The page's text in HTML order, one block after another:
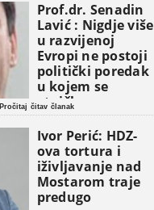
Prof.dr. Senadin
Lavić : Nigdje više
u razvijenoj
Evropi ne postoji
politički poredak
u kojem se
etničke grupe
pojavljuju kao
osnovne
političke jedinice
Pročitaj čitav članak
Ivor Perić: HDZ-
ova tortura i
iživljavanje nad
Mostarom traje
predugo